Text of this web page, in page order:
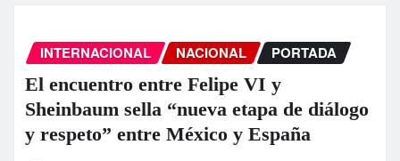
INTERNACIONAL NACIONAL PORTADA
El encuentro entre Felipe VI y
Sheinbaum sella “nueva etapa de diálogo
y respeto” entre México y España